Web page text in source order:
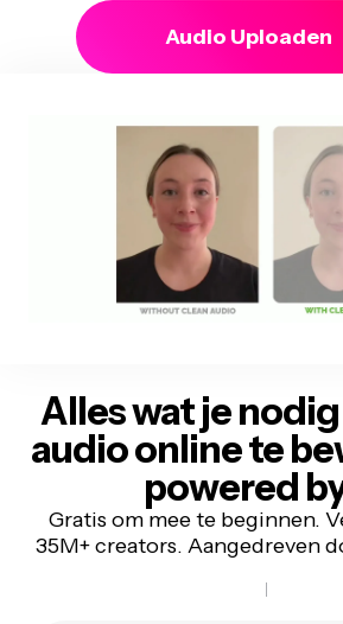
Audio Uploaden
Alles wat je
audio online te
powered
Gratis om mee te beginnen.
35M+ creators. Aangedreven